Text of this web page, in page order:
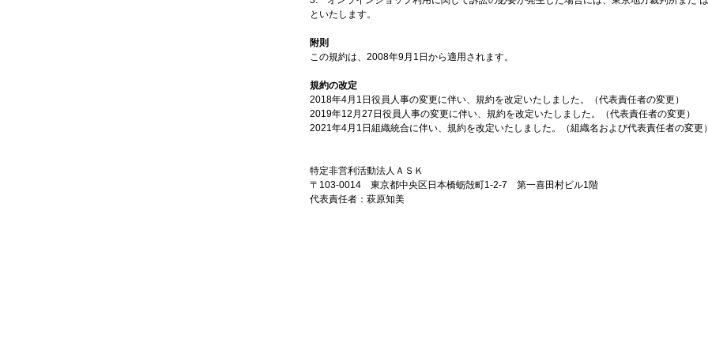
といたします。
附則
この規約は、2008年9月1日から適用されます。
規約の改定
2018年4月1日役員人事の変更に伴い、規約を改定いたしました。（代表責任者の変更）
2019年12月27日役員人事の変更に伴い、規約を改定いたしました。（代表責任者の変更）
2021年4月1日組織統合に伴い、規約を改定いたしました。（組織名および代表責任者の変更）
特定非営利活動法人ＡＳＫ
〒103-0014 東京都中央区日本橋蛎殻町1-2-7 第一喜田村ビル1階
代表責任者：萩原知美